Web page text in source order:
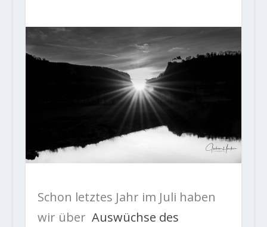
Schon letztes Jahr im Juli haben
wir über Auswüchse des